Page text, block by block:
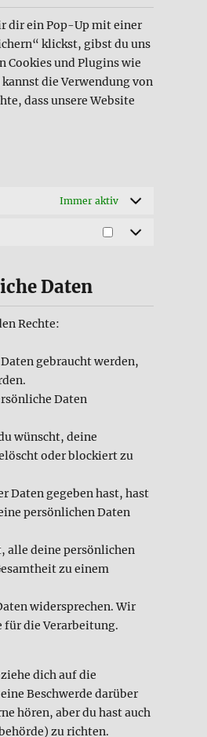
dir ein Pop-Up mit einer
klickst, gibst du uns
Cookies und Plugins wie
die Verwendung von
dass unsere Website
Immer aktiv
Daten
Rechte:
gebraucht werden,
Daten
wünscht, deine
oder blockiert zu
Daten gegeben hast, hast
persönlichen Daten
alle deine persönlichen
zu einem
widersprechen. Wir
für die Verarbeitung.
dich auf die
Beschwerde darüber
hören, aber du hast auch
zu richten.